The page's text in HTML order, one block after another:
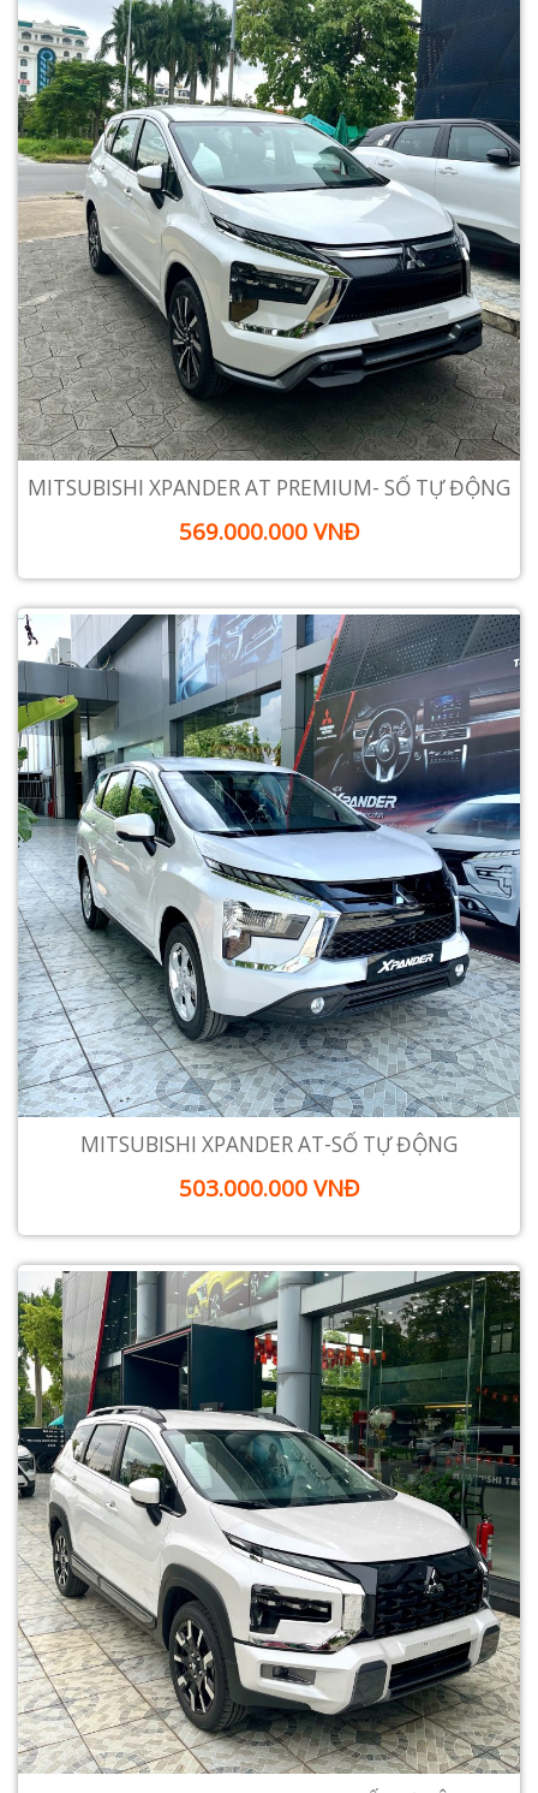
MITSUBISHI XPANDER AT PREMIUM- SỐ TỰ ĐỘNG
569.000.000 VNĐ
MITSUBISHI XPANDER AT-SỐ TỰ ĐỘNG
503.000.000 VNĐ